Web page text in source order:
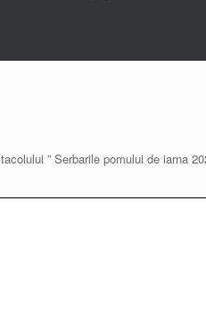
” Serbarile pomului de iarna